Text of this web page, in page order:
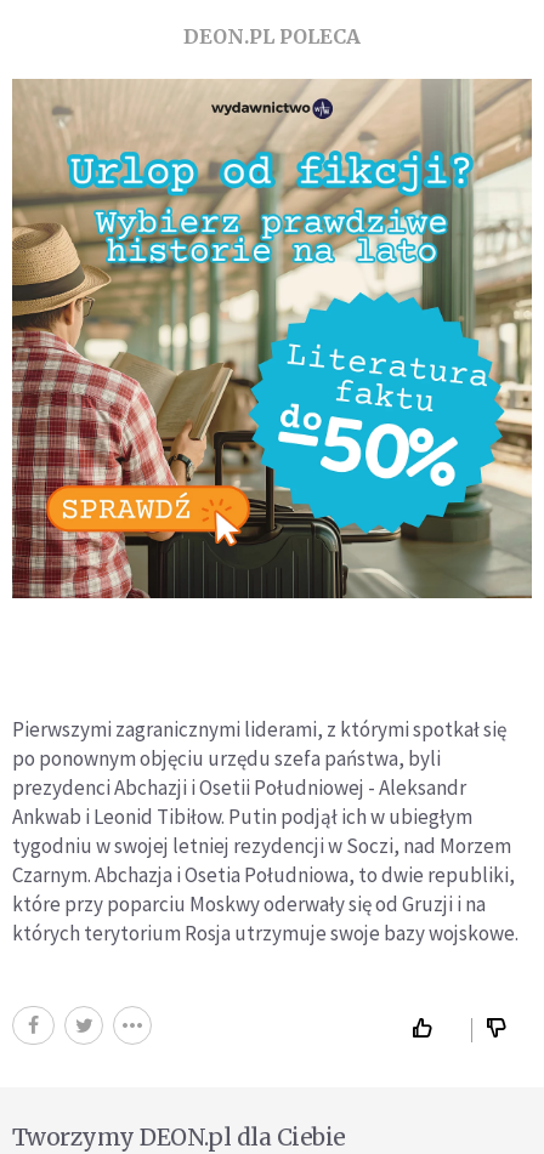
DEON.PL POLECA
Pierwszymi zagranicznymi liderami, z którymi spotkał się
po ponownym objęciu urzędu szefa państwa, byli
prezydenci Abchazji i Osetii Południowej - Aleksandr
Ankwab i Leonid Tibiłow. Putin podjął ich w ubiegłym
tygodniu w swojej letniej rezydencji w Soczi, nad Morzem
Czarnym. Abchazja i Osetia Południowa, to dwie republiki,
które przy poparciu Moskwy oderwały się od Gruzji i na
których terytorium Rosja utrzymuje swoje bazy wojskowe.
Tworzymy DEON.pl dla Ciebie